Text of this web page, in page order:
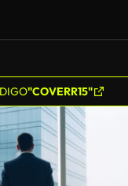
"COVERR15"